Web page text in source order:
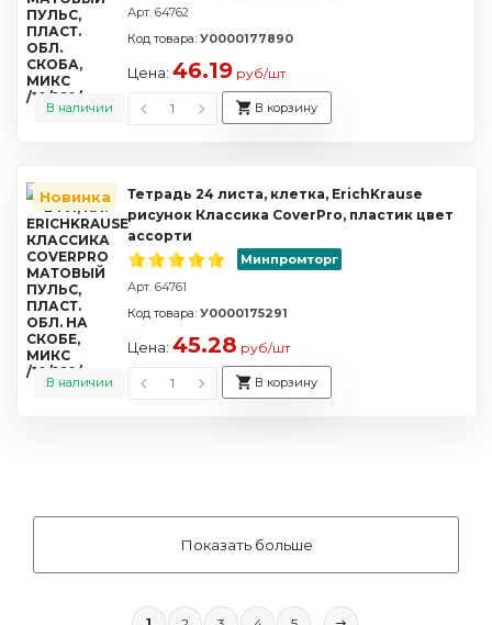
Арт. 64762
В наличии
Код товара: У0000177890
Цена: 46.19 руб/шт
В корзину
Новинка
Тетрадь 24 листа, клетка, ErichKrause
рисунок Классика CoverPro, пластик цвет
ассорти
Минпромторг
Арт. 64761
В наличии
Код товара: У0000175291
Цена: 45.28 руб/шт
В корзину
Показать больше